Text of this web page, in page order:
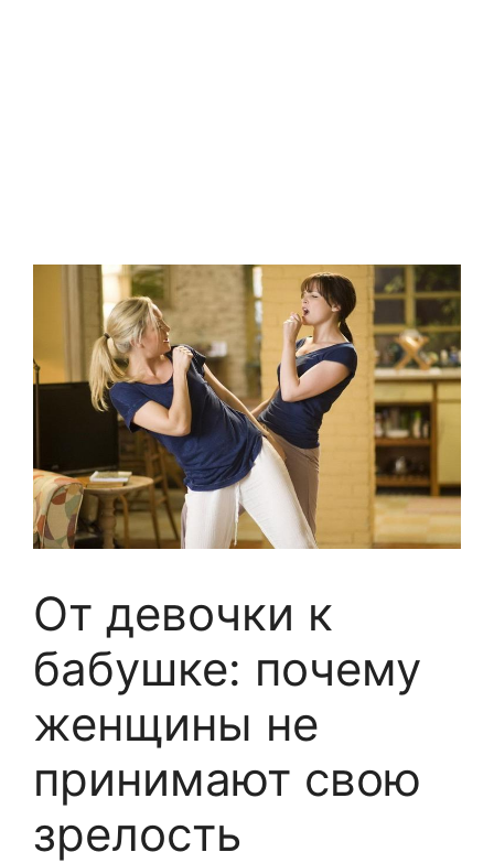
От девочки к
бабушке: почему
женщины не
принимают свою
зрелость